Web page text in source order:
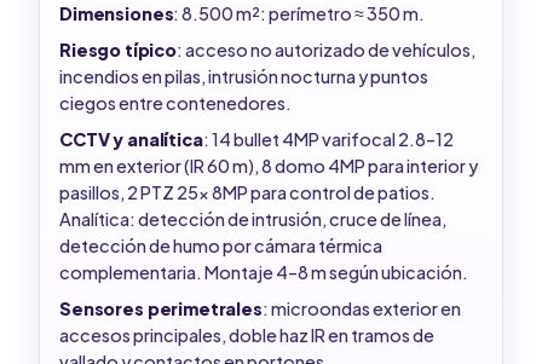
Dimensiones: 8.500 m²: perímetro ≈ 350 m.
Riesgo típico: acceso no autorizado de vehículos,
incendios en pilas, intrusión nocturna y puntos
ciegos entre contenedores.
CCTV y analítica: 14 bullet 4MP varifocal 2.8–12
mm en exterior (IR 60 m), 8 domo 4MP para interior y
pasillos, 2 PTZ 25x 8MP para control de patios.
Analítica: detección de intrusión, cruce de línea,
detección de humo por cámara térmica
complementaria. Montaje 4–8 m según ubicación.
Sensores perimetrales: microondas exterior en
accesos principales, doble haz IR en tramos de